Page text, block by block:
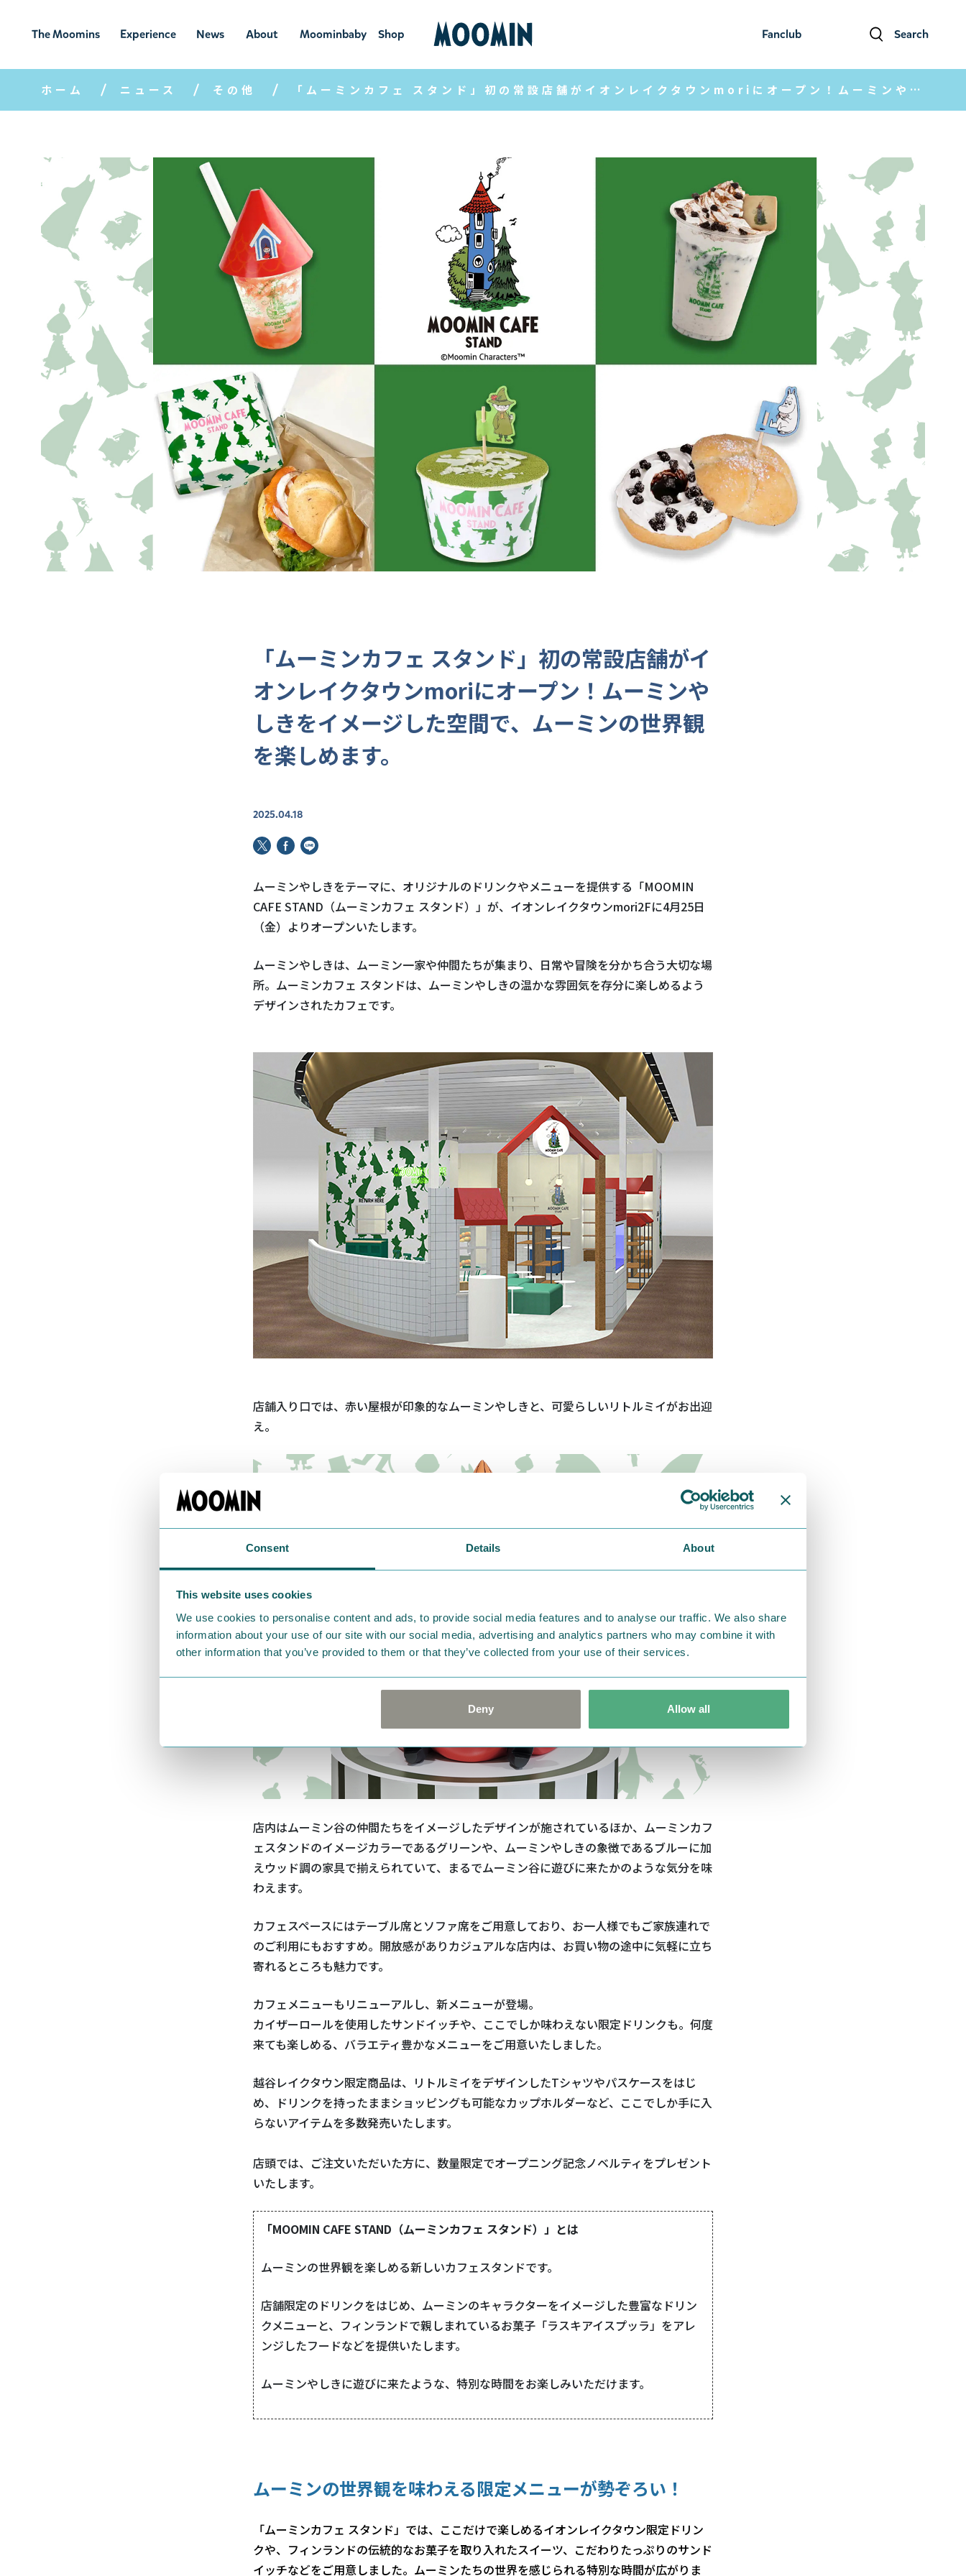
Consent Details About
This website uses cookies
We use cookies to personalise content and ads, to provide social media features and to analyse our traffic. We also share
information about your use of our site with our social media, advertising and analytics partners who may combine it with
other information that you’ve provided to them or that they’ve collected from your use of their services.
Deny Allow all
Fanclub Search
The Moomins
ムーミンの
世界
Experience
ムーミンの世
界を楽しむ
News
ニュ
ース
About
ムーミン
について
Moominbaby
ムーミンベ
ビー
Shop
ショ
ップ
ホーム ニュース その他 「ムーミンカフェ スタンド」初の常設店舗がイオンレイクタウンmoriにオープン！ムーミンやしきをイメージした空間で、ムーミンの世界観を楽しめます。
「ムーミンカフェ スタンド」初の常設店舗がイ
オンレイクタウンmoriにオープン！ムーミンや
しきをイメージした空間で、ムーミンの世界観
を楽しめます。
2025.04.18
ムーミンやしきをテーマに、オリジナルのドリンクやメニューを提供する「MOOMIN
CAFE STAND （ムーミンカフェ スタンド）」が、イオンレイクタウンmori2Fに4月25日
（金）よりオープンいたします。
ムーミンやしきは、ムーミン一家や仲間たちが集まり、日常や冒険を分かち合う大切な場
所。ムーミンカフェ スタンドは、ムーミンやしきの温かな雰囲気を存分に楽しめるよう
デザインされたカフェです。
店舗入り口では、赤い屋根が印象的なムーミンやしきと、可愛らしいリトルミイがお出迎
え。
店内はムーミン谷の仲間たちをイメージしたデザインが施されているほか、ムーミンカフ
ェスタンドのイメージカラーであるグリーンや、ムーミンやしきの象徴であるブルーに加
えウッド調の家具で揃えられていて、まるでムーミン谷に遊びに来たかのような気分を味
わえます。
カフェスペースにはテーブル席とソファ席をご用意しており、お一人様でもご家族連れで
のご利用にもおすすめ。開放感がありカジュアルな店内は、お買い物の途中に気軽に立ち
寄れるところも魅力です。
カフェメニューもリニューアルし、新メニューが登場。
カイザーロールを使用したサンドイッチや、ここでしか味わえない限定ドリンクも。何度
来ても楽しめる、バラエティ豊かなメニューをご用意いたしました。
越谷レイクタウン限定商品は、リトルミイをデザインしたTシャツやパスケースをはじ
め、ドリンクを持ったままショッピングも可能なカップホルダーなど、ここでしか手に入
らないアイテムを多数発売いたします。
店頭では、ご注文いただいた方に、数量限定でオープニング記念ノベルティをプレゼント
いたします。
「MOOMIN CAFE STAND（ムーミンカフェ スタンド）」とは
ムーミンの世界観を楽しめる新しいカフェスタンドです。
店舗限定のドリンクをはじめ、ムーミンのキャラクターをイメージした豊富なドリン
クメニューと、フィンランドで親しまれているお菓子「ラスキアイスプッラ」をアレ
ンジしたフードなどを提供いたします。
ムーミンやしきに遊びに来たような、特別な時間をお楽しみいただけます。
ムーミンの世界観を味わえる限定メニューが勢ぞろい！
「ムーミンカフェ スタンド」では、ここだけで楽しめるイオンレイクタウン限定ドリン
クや、フィンランドの伝統的なお菓子を取り入れたスイーツ、こだわりたっぷりのサンド
イッチなどをご用意しました。ムーミンたちの世界を感じられる特別な時間が広がりま